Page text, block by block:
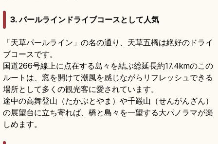
3. パールラインドライブコースとして人気
「天草パールライン」の名の通り、天草五橋は絶好のドライ
ブコースです。
国道266号線上に点在する島々を結ぶ総延長約17.4kmのこの
ルートは、窓を開けて潮風を感じながらリフレッシュできる
場所として多くの観光客に愛されています。
途中の高舞登山（たかぶとやま）や千巌山（せんがんざん）
の展望台に立ち寄れば、橋と島々を一望する大パノラマが楽
しめます。